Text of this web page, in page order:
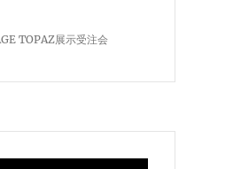
TOPAZ展示受注会